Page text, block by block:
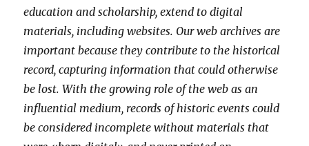
education and scholarship, extend to digital
materials, including websites. Our web archives are
important because they contribute to the historical
record, capturing information that could otherwise
be lost. With the growing role of the web as an
influential medium, records of historic events could
be considered incomplete without materials that